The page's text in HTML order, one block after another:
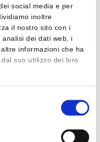
social media e per
inoltre
il nostro sito con i
dei dati web, i
informazioni che ha
suo utilizzo dei loro